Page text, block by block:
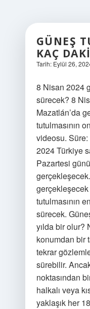
GÜNEŞ
KAÇ
Tarih: Eylül 26,
8 Nisan 2024
sürecek? 8
Mazatlán’da
tutulmasının
videosu. Süre:
2024 Türkiye
Pazartesi
tutulmasının
sürecek.
yılda bir olur?
konumdan bir
tekrar
sürebilir.
noktasından
halkalı veya
yaklaşık her